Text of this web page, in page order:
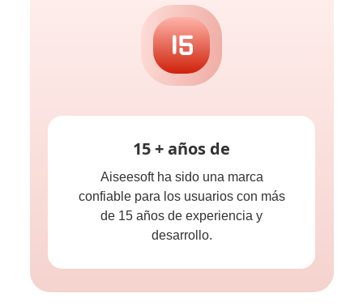
15 + años de
Aiseesoft ha sido una marca
confiable para los usuarios con más
de 15 años de experiencia y
desarrollo.